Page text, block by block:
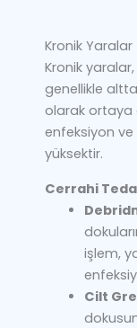
Kronik Yaralar
Kronik
genellikle
olarak ortaya
enfeksiyon
yüksektir.
Cerrahi
işlem,
Cilt